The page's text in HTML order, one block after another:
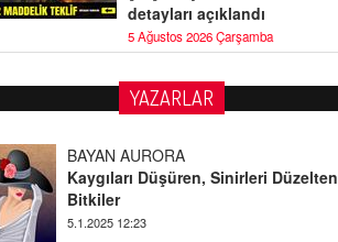
detayları açıklandı
5 Ağustos 2026 Çarşamba
YAZARLAR
BAYAN AURORA
Kaygıları Düşüren, Sinirleri Düzelten
Bitkiler
5.1.2025 12:23